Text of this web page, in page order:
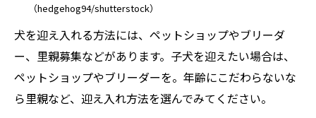
（hedgehog94/shutterstock）
犬を迎え入れる方法には、ペットショップやブリーダ
ー、里親募集などがあります。子犬を迎えたい場合は、
ペットショップやブリーダーを。年齢にこだわらないな
ら里親など、迎え入れ方法を選んでみてください。